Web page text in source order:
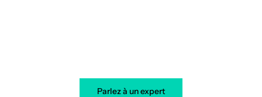
Parlez à un expert